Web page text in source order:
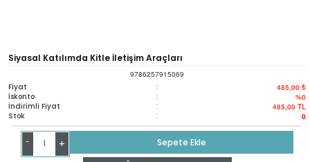
Siyasal Katılımda Kitle İletişim Araçları
9786257915069
Fiyat : 485,00 ₺
İskonto : %0
İndirimli Fiyat : 485,00 TL
Stok : 0
- +
Sepete Ekle